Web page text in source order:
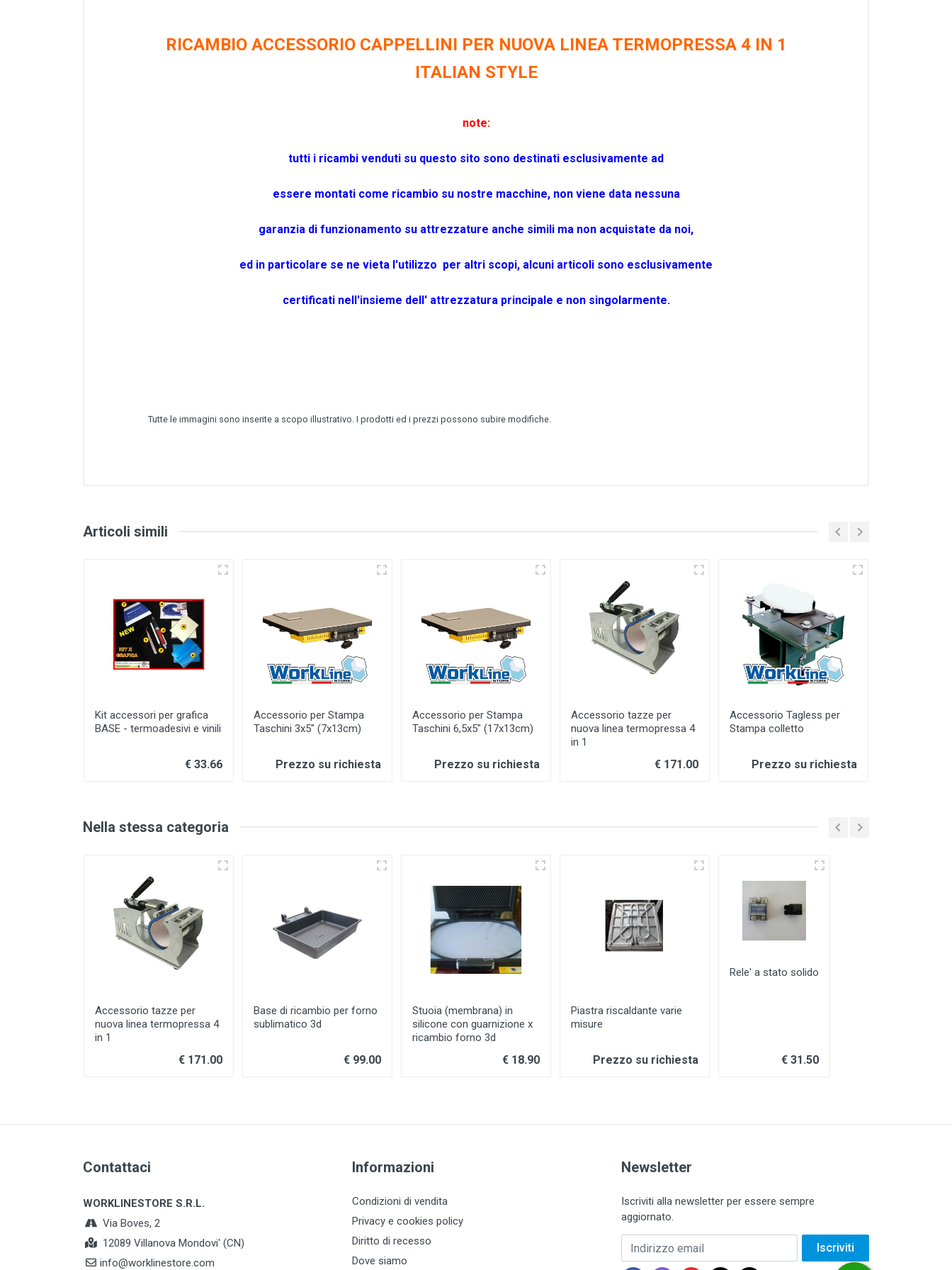
RICAMBIO ACCESSORIO CAPPELLINI PER NUOVA LINEA TERMOPRESSA 4 IN 1
ITALIAN STYLE
note:
tutti i ricambi venduti su questo sito sono destinati esclusivamente ad
essere montati come ricambio su nostre macchine, non viene data nessuna
garanzia di funzionamento su attrezzature anche simili ma non acquistate da noi,
ed in particolare se ne vieta l'utilizzo per altri scopi, alcuni articoli sono esclusivamente
certificati nell'insieme dell' attrezzatura principale e non singolarmente.
Tutte le immagini sono inserite a scopo illustrativo. I prodotti ed i prezzi possono subire modifiche.
Articoli simili
Kit accessori per grafica
BASE - termoadesivi e vinili
€ 33.66
Accessorio per Stampa
Taschini 3x5" (7x13cm)
Prezzo su richiesta
Accessorio per Stampa
Taschini 6,5x5" (17x13cm)
Prezzo su richiesta
Accessorio tazze per
nuova linea termopressa 4
in 1
€ 171.00
Accessorio Tagless per
Stampa colletto
Prezzo su richiesta
Nella stessa categoria
Accessorio tazze per
nuova linea termopressa 4
in 1
€ 171.00
Base di ricambio per forno
sublimatico 3d
€ 99.00
Stuoia (membrana) in
silicone con guarnizione x
ricambio forno 3d
€ 18.90
Piastra riscaldante varie
misure
Prezzo su richiesta
Rele' a stato solido
€ 31.50
Contattaci
WORKLINESTORE S.R.L.
Via Boves, 2
12089 Villanova Mondovi' (CN)
info@worklinestore.com
Informazioni
Condizioni di vendita
Privacy e cookies policy
Diritto di recesso
Dove siamo
Newsletter
Iscriviti alla newsletter per essere sempre
aggiornato.
Indirizzo email Iscriviti